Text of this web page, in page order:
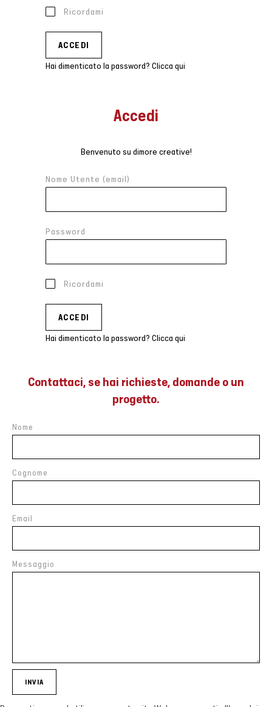
Ricordami
Hai dimenticato la password? Clicca qui
Accedi
Benvenuto su dimore creative!
Nome Utente (email)
Password
Ricordami
Hai dimenticato la password? Clicca qui
Contattaci, se hai richieste, domande o un
progetto.
Nome
Cognome
Email
Messaggio
INVIA